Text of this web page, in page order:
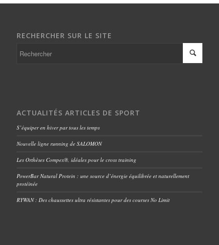
RECHERCHER SUR LE SITE
ACTUALITÉS ARTICLES DE SPORT
S’équiper en hiver par tous les temps
Nouvelle ligne running de SALOMON
Les Orthèses Compex®, idéales pour le cross training
PowerBar Natural Protein : une source d’énergie équilibrée et naturellement
protéinée
RYWAN : Des chaussettes ultra résistantes pour des courses No Limit